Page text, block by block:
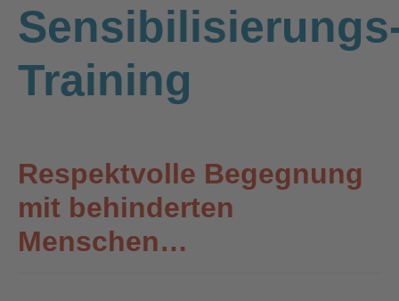
Training
Respektvolle Begegnung
mit behinderten
Menschen…